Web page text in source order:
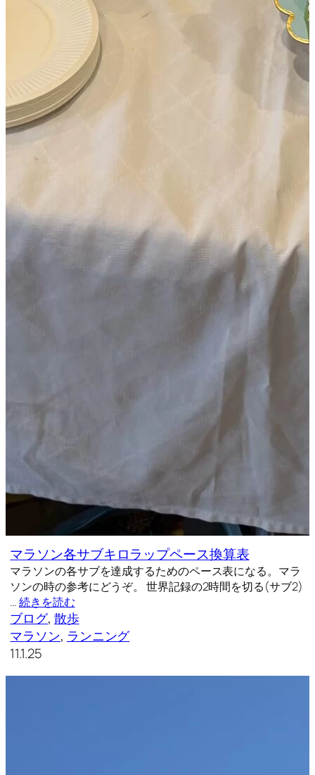
マラソン各サブキロラップペース換算表
マラソンの各サブを達成するためのペース表になる。マラ
ソンの時の参考にどうぞ。 世界記録の2時間を切る(サブ2)
…続きを読む
ブログ, 散歩
マラソン, ランニング
11.1.25